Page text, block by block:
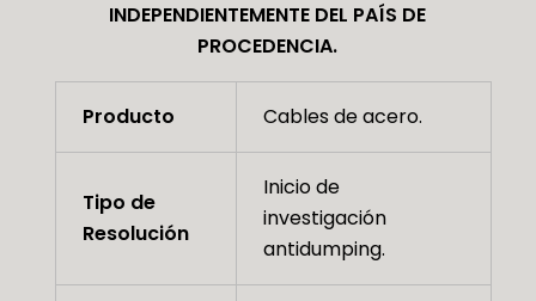
INDEPENDIENTEMENTE DEL PAÍS DE
PROCEDENCIA.
Producto Cables de acero.
Tipo de
Resolución
Inicio de
investigación
antidumping.